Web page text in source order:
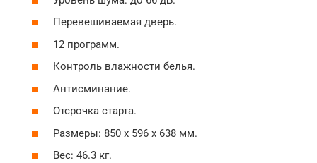
Перевешиваемая дверь.
12 программ.
Контроль влажности белья.
Антисминание.
Отсрочка старта.
Размеры: 850 х 596 х 638 мм.
Вес: 46.3 кг.